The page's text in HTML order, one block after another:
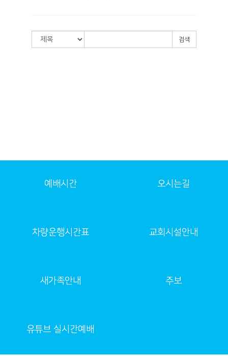
검색
예배시간 오시는길
차량운행시간표 교회시설안내
새가족안내 주보
유튜브 실시간예배